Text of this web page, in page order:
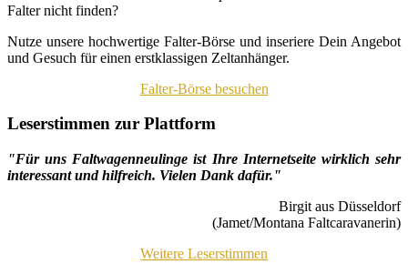
Falter nicht finden?
Nutze unsere hochwertige Falter-Börse und inseriere Dein Angebot
und Gesuch für einen erstklassigen Zeltanhänger.
Falter-Börse besuchen
Leserstimmen zur Plattform
"Für uns Faltwagenneulinge ist Ihre Internetseite wirklich sehr
interessant und hilfreich. Vielen Dank dafür."
Birgit aus Düsseldorf
(Jamet/Montana Faltcaravanerin)
Weitere Leserstimmen